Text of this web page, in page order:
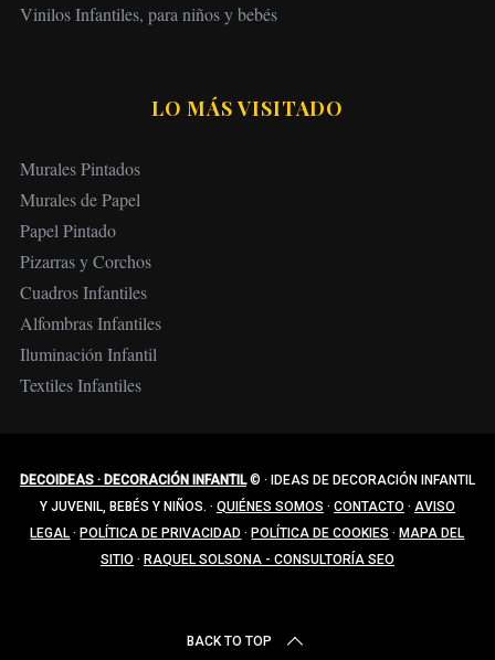
Vinilos Infantiles, para niños y bebés
LO MÁS VISITADO
Murales Pintados
Murales de Papel
Papel Pintado
Pizarras y Corchos
Cuadros Infantiles
Alfombras Infantiles
Iluminación Infantil
Textiles Infantiles
DECOIDEAS · DECORACIÓN INFANTIL© ·
IDEAS DE DECORACIÓN INFANTIL
Y JUVENIL, BEBÉS Y NIÑOS. · QUIÉNES SOMOS · CONTACTO · AVISO
LEGAL · POLÍTICA DE PRIVACIDAD · POLÍTICA DE COOKIES · MAPA DEL
SITIO · RAQUEL SOLSONA - CONSULTORÍA SEO
BACK TO TOP